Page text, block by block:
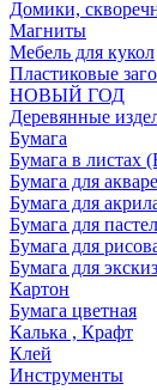
Домики,
Магниты
Мебель для кукол
Пластиковые
НОВЫЙ ГОД
Деревянные
Бумага
Бумага в листах
Бумага для
Бумага для
Бумага для
Бумага для
Бумага для
Картон
Бумага цветная
Калька , Крафт
Клей
Инструменты